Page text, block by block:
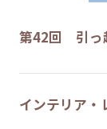
第42回 引っ
インテリア